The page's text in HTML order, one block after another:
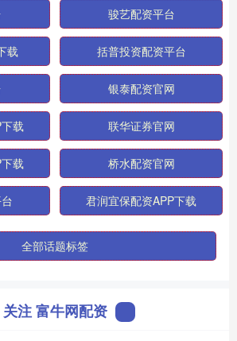
骏艺配资平台
载 括普投资配资平台
银泰配资官网
载 联华证券官网
载 桥水配资官网
君润宜保配资APP下载
全部话题标签
关注 富牛网配资